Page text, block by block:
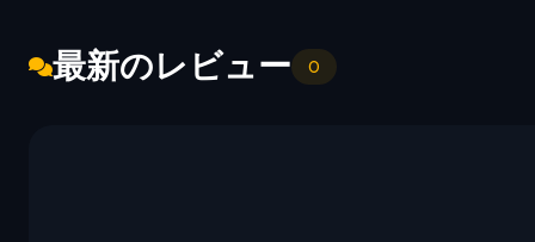
最新のレビュー 0